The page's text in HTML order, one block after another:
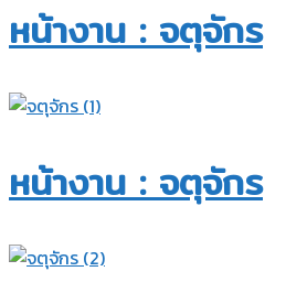
หน้างาน : จตุจักร
หน้างาน : จตุจักร